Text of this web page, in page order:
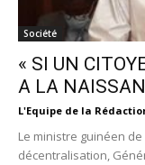
Société
« SI UN
A LA
L'Equipe de la
Le ministre guinéen
décentralisation,